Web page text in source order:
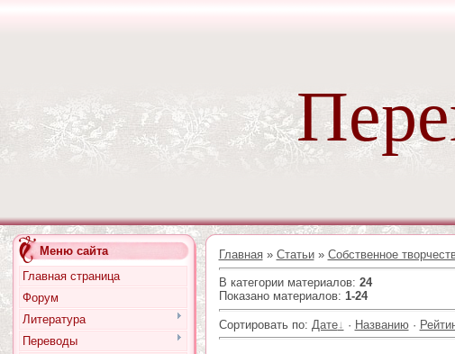
Меню сайта
Главная страница
Форум
Литература
Переводы
Главная» Статьи» Собственное
В категории материалов: 24
Показано материалов: 1-24
Сортировать по: Дате · Названию·